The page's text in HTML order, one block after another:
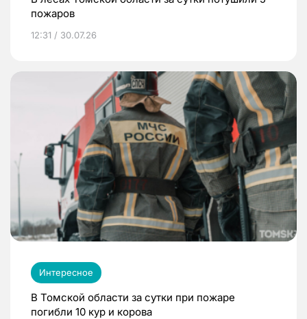
пожаров
12:31 / 30.07.26
Интересное
В Томской области за сутки при пожаре
погибли 10 кур и корова